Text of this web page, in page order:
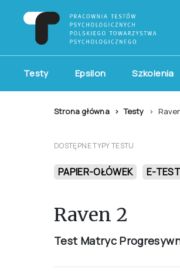
Testy Epsilon Szkolenia
Strona główna Testy
DOSTĘPNE TYPY TESTU
PAPIER-OŁÓWEK E-
Raven 2
Test Matryc